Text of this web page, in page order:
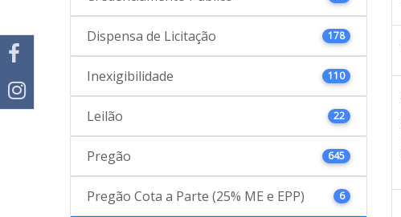
Dispensa de Licitação 178
Inexigibilidade 110
Leilão 22
Pregão 645
Pregão Cota a Parte (25% ME e EPP) 6